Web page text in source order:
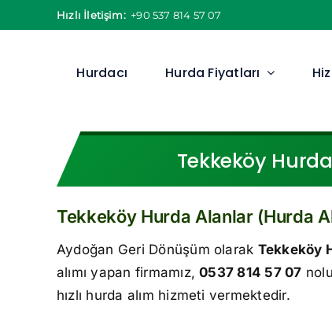
to
Hızlı İletişim: +90 537 814 57 07
Hurdacı Hurda Fiyatları
Tekkeköy
Tekkeköy Hurda Alanlar (Hurda
Aydoğan Geri Dönüşüm olarak Tekkeköy
alımı yapan firmamız,0537 814 57 07
hızlı hurda alım hizmeti vermektedir.